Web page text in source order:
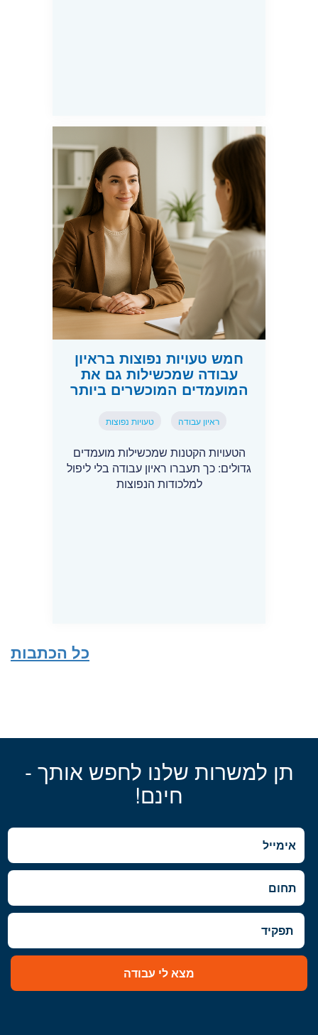
חמש טעויות נפוצות בראיון
עבודה שמכשילות גם את
המועמדים המוכשרים ביותר
ראיון עבודה טעויות נפוצות
הטעויות הקטנות שמכשילות מועמדים
גדולים: כך תעברו ראיון עבודה בלי ליפול
למלכודות הנפוצות
כל הכתבות
תן למשרות שלנו לחפש אותך -
חינם!
מצא לי עבודה